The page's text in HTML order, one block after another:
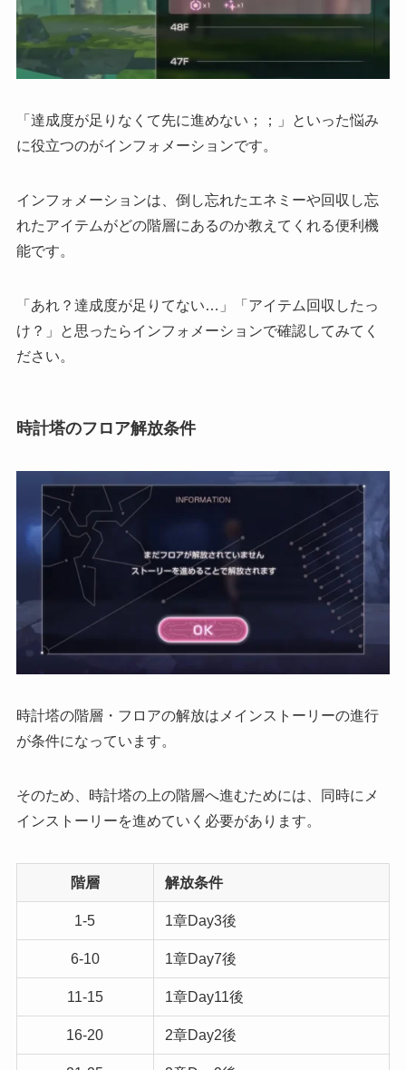
「達成度が足りなくて先に進めない；；」といった悩み
に役立つのがインフォメーションです。
インフォメーションは、 倒し忘れたエネミーや回収し忘
れたアイテムがどの階層にあるのか教えてくれる便利機
能です。
「あれ？達成度が足りてない…」「アイテム回収したっ
け？」と思ったらインフォメーションで確認してみてく
ださい。
時計塔のフロア解放条件
時計塔の階層・フロアの解放はメインストーリーの進行
が条件になっています。
そのため、時計塔の上の階層へ進むためには、同時にメ
インストーリーを進めていく必要があります。
階層 解放条件
1-5 1章Day3後
6-10 1章Day7後
11-15 1章Day11後
16-20 2章Day2後